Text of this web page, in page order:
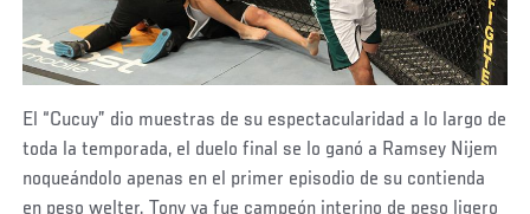
El “Cucuy” dio muestras de su espectacularidad a lo largo de
toda la temporada, el duelo final se lo ganó a Ramsey Nijem
noqueándolo apenas en el primer episodio de su contienda
en peso welter. Tony ya fue campeón interino de peso ligero